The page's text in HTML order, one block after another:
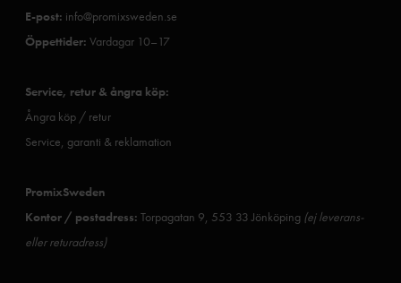
E-post: info@promixsweden.se
Öppettider: Vardagar 10–17
Service, retur & ångra köp:
Ångra köp / retur
Service, garanti & reklamation
PromixSweden
Kontor / postadress: Torpagatan 9, 553 33 Jönköping (ej leverans-
eller returadress)